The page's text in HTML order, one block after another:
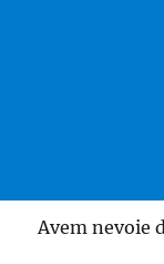
Avem nevoie